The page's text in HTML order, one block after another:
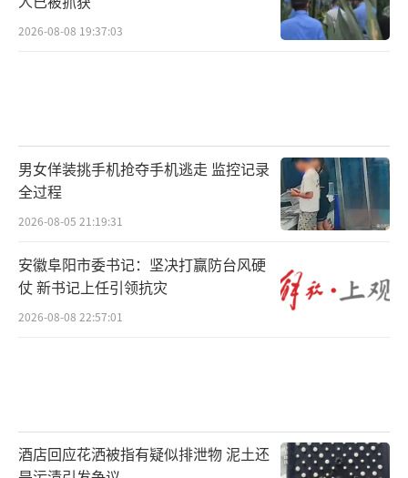
2026-08-08 19:37:03
男女佯装挑手机抢夺手机逃走 监控记录
全过程
2026-08-05 21:19:31
安徽阜阳市委书记：坚决打赢防台风硬
仗 新书记上任引领抗灾
2026-08-08 22:57:01
酒店回应花洒被指有疑似排泄物 泥土还